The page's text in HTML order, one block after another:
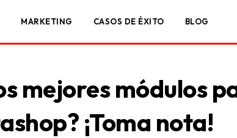
MARKETING CASOS DE ÉXITO BLOG
mejores módulos
¡Toma nota!